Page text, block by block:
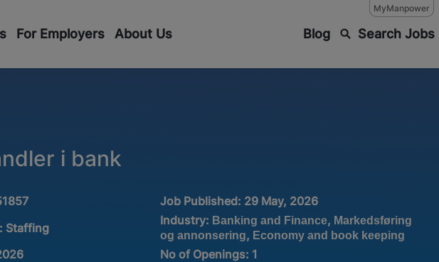
MyManpower
For Employers About Us Blog Search Jobs
i bank
Job Published: 29 May, 2026
Staffing
Industry: Banking and Finance, Markedsføring
og annonsering, Economy and book keeping
No of Openings: 1